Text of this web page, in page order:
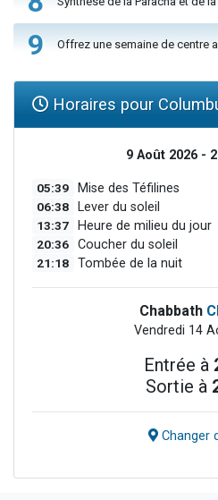
9 Offrez une semaine de centre
Horaires pour
9 Août 2026 -
05:39 Mise des Téfilines
06:38 Lever du soleil
13:37 Heure de milieu du jour
20:36 Coucher du soleil
21:18 Tombée de la nuit
Chabbath
Vendredi 14
Entrée à
Sortie à
Changer